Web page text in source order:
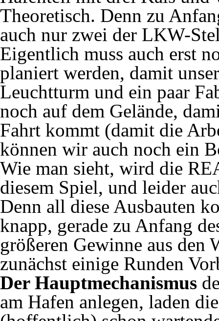
Theoretisch. Denn zu
auch nur zwei der LKW-
Eigentlich muss auch erst
planiert werden, damit
Leuchtturm und ein paar
noch auf dem Gelände,
Fahrt kommt (damit die
können wir auch noch ein
Wie man sieht, wird die
diesem Spiel, und leider
Denn all diese Ausbauten
knapp, gerade zu Anfang
größeren Gewinne aus den
zunächst einige Runden
Der Hauptmechanismus
am Hafen anlegen, laden